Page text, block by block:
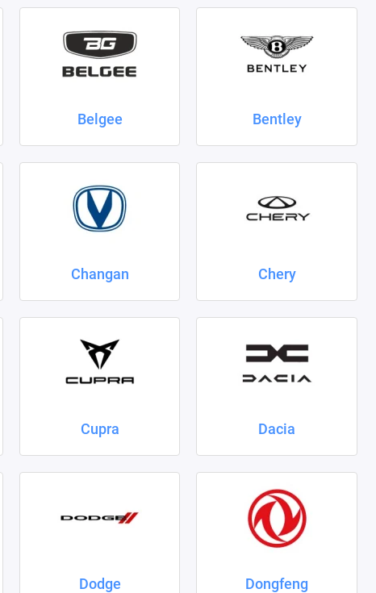
Belgee Bentley
Changan Chery
Cupra Dacia
Dodge Dongfeng